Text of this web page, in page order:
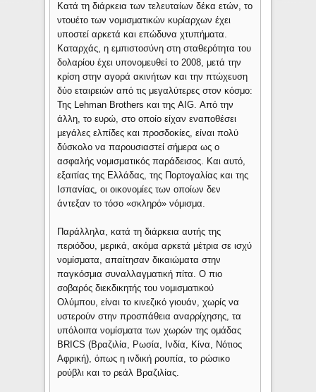
Κατά τη διάρκεια των τελευταίων δέκα ετών, το
ντουέτο των νομισματικών κυρίαρχων έχει
υποστεί αρκετά και επώδυνα χτυπήματα.
Καταρχάς, η εμπιστοσύνη στη σταθερότητα του
δολαρίου έχει υπονομευθεί το 2008, μετά την
κρίση στην αγορά ακινήτων και την πτώχευση
δύο εταιρειών από τις μεγαλύτερες στον κόσμο:
Της Lehman Brothers και της AIG. Από την
άλλη, το ευρώ, στο οποίο είχαν εναποθέσει
μεγάλες ελπίδες και προσδοκίες, είναι πολύ
δύσκολο να παρουσιαστεί σήμερα ως ο
ασφαλής νομισματικός παράδεισος. Και αυτό,
εξαιτίας της Ελλάδας, της Πορτογαλίας και της
Ισπανίας, οι οικονομίες των οποίων δεν
άντεξαν το τόσο «σκληρό» νόμισμα.
Παράλληλα, κατά τη διάρκεια αυτής της
περιόδου, μερικά, ακόμα αρκετά μέτρια σε ισχύ
νομίσματα, απαίτησαν δικαιώματα στην
παγκόσμια συναλλαγματική πίτα. Ο πιο
σοβαρός διεκδικητής του νομισματικού
Ολύμπου, είναι το κινεζικό γιουάν, χωρίς να
υστερούν στην προσπάθεια αναρρίχησης, τα
υπόλοιπα νομίσματα των χωρών της ομάδας
BRICS (Βραζιλία, Ρωσία, Ινδία, Κίνα, Νότιος
Αφρική), όπως η ινδική ρουπία, το ρώσικο
ρούβλι και το ρεάλ Βραζιλίας.